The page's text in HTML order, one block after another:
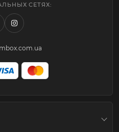
СЕТЯХ: